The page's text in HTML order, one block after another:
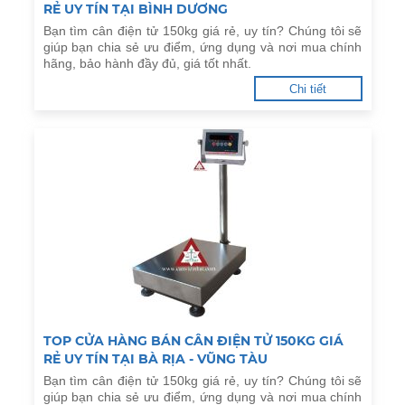
RẺ UY TÍN TẠI BÌNH DƯƠNG
Bạn tìm cân điện tử 150kg giá rẻ, uy tín? Chúng tôi sẽ
giúp bạn chia sẻ ưu điểm, ứng dụng và nơi mua chính
hãng, bảo hành đầy đủ, giá tốt nhất.
Chi tiết
TOP CỬA HÀNG BÁN CÂN ĐIỆN TỬ 150KG GIÁ
RẺ UY TÍN TẠI BÀ RỊA - VŨNG TÀU
Bạn tìm cân điện tử 150kg giá rẻ, uy tín? Chúng tôi sẽ
giúp bạn chia sẻ ưu điểm, ứng dụng và nơi mua chính